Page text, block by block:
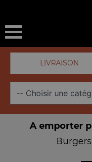
LIVRAISON
A emporter